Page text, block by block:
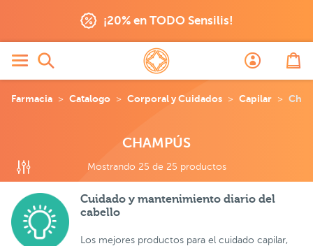
¡20% en TODO Sensilis!
Farmacia Catalogo Corporal y Cuidados Capilar
CHAMPÚS
Mostrando 25 de 25 productos
Cuidado y mantenimiento diario del
cabello
Los mejores productos para el cuidado capilar,